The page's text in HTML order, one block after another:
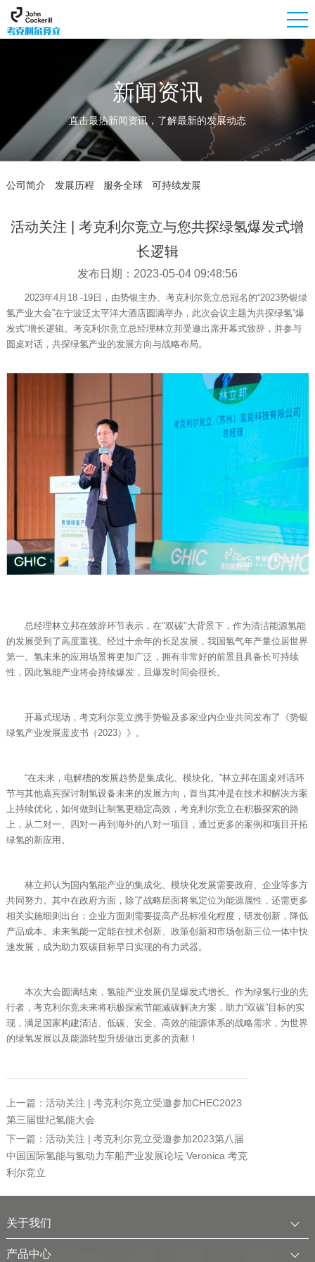
新闻资讯
直击最热新闻资讯，了解最新的发展动态
公司简介 发展历程 服务全球 可持续发展
活动关注 | 考克利尔竞立与您共探绿氢爆发式增
长逻辑
发布日期：2023-05-04 09:48:56
2023年4月18 -19日，由势银主办、考克利尔竞立总冠名的“2023势银绿
氢产业大会”在宁波泛太平洋大酒店圆满举办，此次会议主题为共探绿氢“爆
发式”增长逻辑。考克利尔竞立总经理林立邦受邀出席开幕式致辞，并参与
圆桌对话，共探绿氢产业的发展方向与战略布局。
总经理林立邦在致辞环节表示，在"双碳"大背景下，作为清洁能源氢能
的发展受到了高度重视。经过十余年的长足发展，我国氢气年产量位居世界
第一。氢未来的应用场景将更加广泛，拥有非常好的前景且具备长可持续
性，因此氢能产业将会持续爆发，且爆发时间会很长。
开幕式现场，考克利尔竞立携手势银及多家业内企业共同发布了《势银
绿氢产业发展蓝皮书（2023）》。
“在未来，电解槽的发展趋势是集成化、模块化。”林立邦在圆桌对话环
节与其他嘉宾探讨制氢设备未来的发展方向，首当其冲是在技术和解决方案
上持续优化，如何做到让制氢更稳定高效，考克利尔竞立在积极探索的路
上，从二对一、四对一再到海外的八对一项目，通过更多的案例和项目开拓
绿氢的新应用。
林立邦认为国内氢能产业的集成化、模块化发展需要政府、企业等多方
共同努力。其中在政府方面，除了战略层面将氢定位为能源属性，还需更多
相关实施细则出台；企业方面则需要提高产品标准化程度，研发创新，降低
产品成本。未来氢能一定能在技术创新、政策创新和市场创新三位一体中快
速发展，成为助力双碳目标早日实现的有力武器。
本次大会圆满结束，氢能产业发展仍呈爆发式增长。作为绿氢行业的先
行者，考克利尔竞未来将积极探索节能减碳解决方案，助力“双碳”目标的实
现，满足国家构建清洁、低碳、安全、高效的能源体系的战略需求，为世界
的绿氢发展以及能源转型升级做出更多的贡献！
上一篇：活动关注 | 考克利尔竞立受邀参加CHEC2023
第三届世纪氢能大会
下一篇：活动关注 | 考克利尔竞立受邀参加2023第八届
中国国际氢能与氢动力车船产业发展论坛 Veronica 考克
利尔竞立
关于我们
公司简介
产品中心